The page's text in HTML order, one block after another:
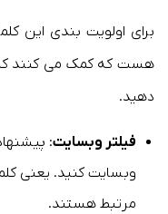
برای اولویت بندی این
هست که کمک می کنند
دهید.
فیلتر وبسایت:
وبسایت کنید. یعنی
مرتبط هستند.